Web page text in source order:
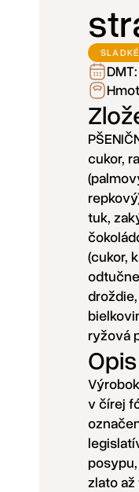
DMT:
cukor,
tuk,
(cukor,
ryžová
v čírej
zlato až